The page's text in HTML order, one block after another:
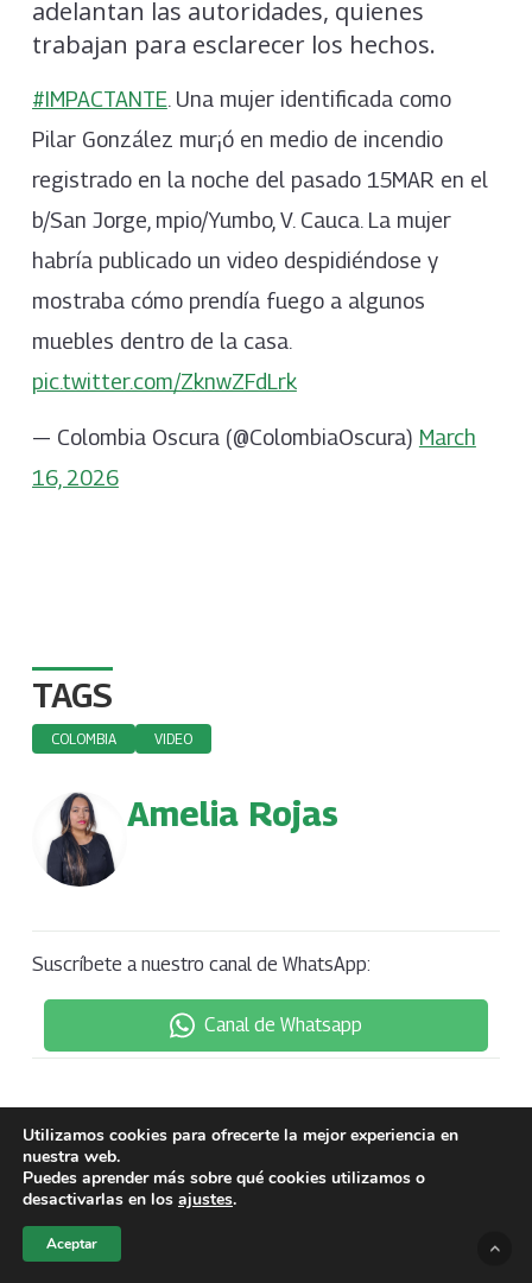
adelantan las autoridades, quienes
trabajan para esclarecer los hechos.
#IMPACTANTE . Una mujer identificada como
Pilar González mur¡ó en medio de incendio
registrado en la noche del pasado 15MAR en el
b/San Jorge, mpio/Yumbo, V. Cauca. La mujer
habría publicado un video despidiéndose y
mostraba cómo prendía fuego a algunos
muebles dentro de la casa.
pic.twitter.com/ZknwZFdLrk
— Colombia Oscura (@ColombiaOscura) March
16, 2026
TAGS
COLOMBIA VIDEO
Amelia Rojas
Suscríbete a nuestro canal de WhatsApp:
Canal de Whatsapp
Utilizamos cookies para ofrecerte la mejor experiencia en
nuestra web.
Puedes aprender más sobre qué cookies utilizamos o
desactivarlas en los ajustes.
Aceptar